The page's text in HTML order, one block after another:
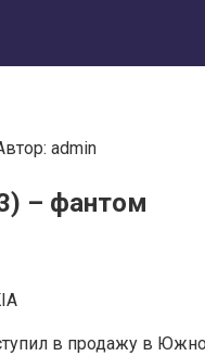
admin
– фантом
в продажу в